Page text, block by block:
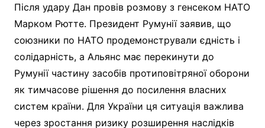
Після удару Дан провів розмову з генсеком НАТО
Марком Рютте. Президент Румунії заявив, що
союзники по НАТО продемонстрували єдність і
солідарність, а Альянс має перекинути до
Румунії частину засобів протиповітряної оборони
як тимчасове рішення до посилення власних
систем країни. Для України ця ситуація важлива
через зростання ризику розширення наслідків